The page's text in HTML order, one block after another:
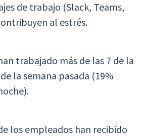
de trabajo (Slack, Teams,
al estrés.
trabajado más de las 7 de la
la semana pasada (19%
los empleados han recibido